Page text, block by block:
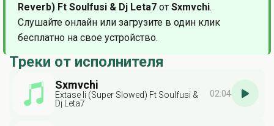
Reverb) Ft Soulfusi & Dj Leta7 от Sxmvchi.
Слушайте онлайн или загрузите в один клик
бесплатно на свое устройство.
Треки от исполнителя
Sxmvchi
Extase Ii (Super Slowed) Ft Soulfusi &
Dj Leta7
02:04